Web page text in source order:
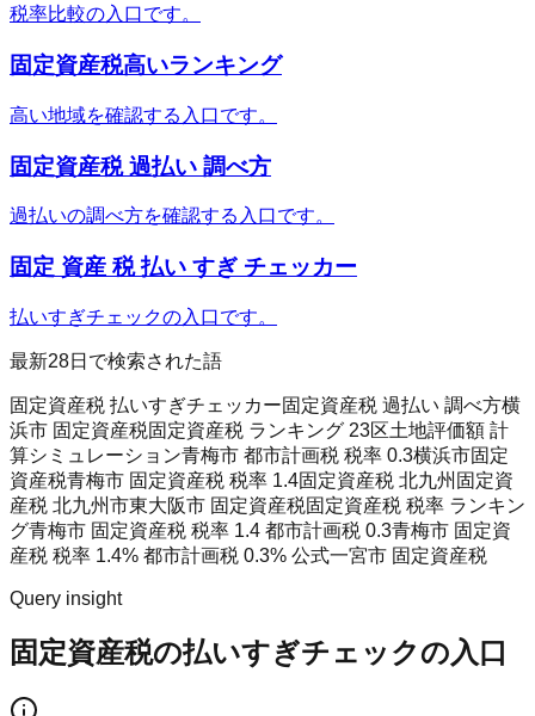
税率比較の入口です。
固定資産税高いランキング
高い地域を確認する入口です。
固定資産税 過払い 調べ方
過払いの調べ方を確認する入口です。
固定 資産 税 払い すぎ チェッカー
払いすぎチェックの入口です。
最新28日で検索された語
固定資産税 払いすぎチェッカー固定資産税 過払い 調べ方横
浜市 固定資産税固定資産税 ランキング 23区土地評価額 計
算シミュレーション青梅市 都市計画税 税率 0.3横浜市固定
資産税青梅市 固定資産税 税率 1.4固定資産税 北九州 固定資
産税 北九州市東大阪市 固定資産税固定資産税 税率 ランキン
グ青梅市 固定資産税 税率 1.4 都市計画税 0.3青梅市 固定資
産税 税率 1.4% 都市計画税 0.3% 公式一宮市 固定資産税
Query insight
固定資産税の払いすぎチェックの入口